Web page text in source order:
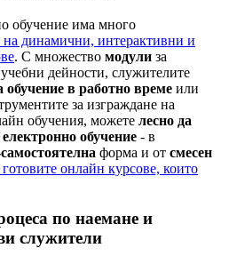
обучение има много
на динамични, интерактивни и
. С множество модули за
учебни дейности, служителите
обучение в работно време или
за изграждане на
обучения, можете лесно да
обучение - в
форма и от смесен
онлайн курсове, които
по наемане и
служители